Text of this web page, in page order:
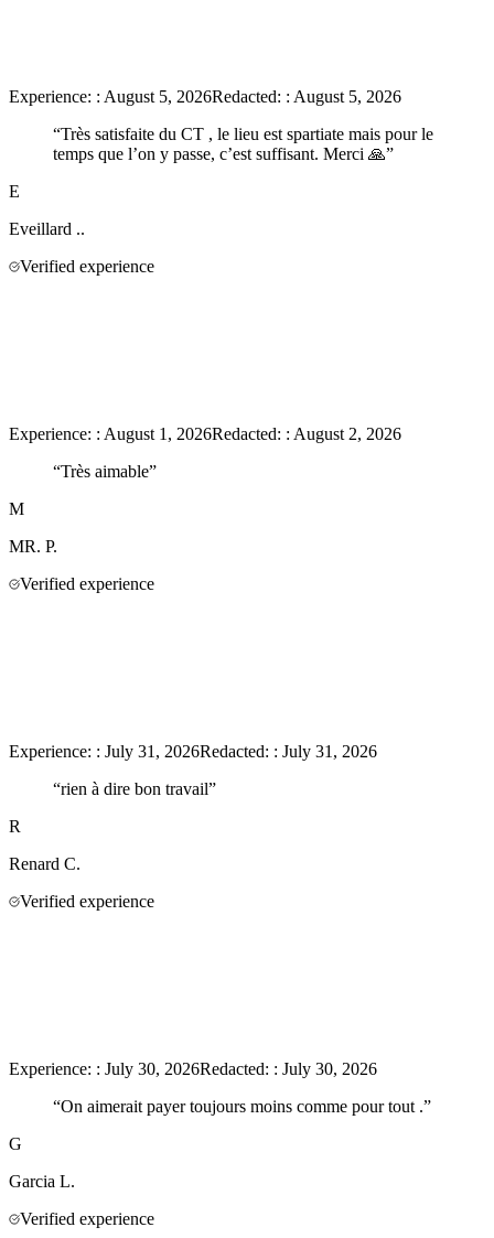
Experience: : August 5, 2026Redacted: : August 5, 2026
“Très satisfaite du CT , le lieu est spartiate mais pour le
temps que l’on y passe, c’est suffisant. Merci 🙏”
E
Eveillard ..
Verified experience
Experience: : August 1, 2026Redacted: : August 2, 2026
“Très aimable”
M
MR. P.
Verified experience
Experience: : July 31, 2026Redacted: : July 31, 2026
“rien à dire bon travail”
R
Renard C.
Verified experience
Experience: : July 30, 2026Redacted: : July 30, 2026
“On aimerait payer toujours moins comme pour tout .”
G
Garcia L.
Verified experience